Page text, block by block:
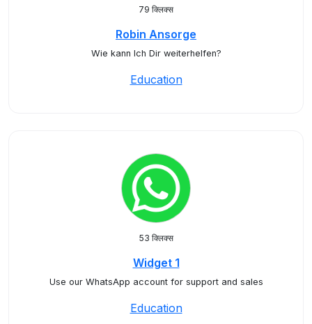
79 क्लिक्स
Robin Ansorge
Wie kann Ich Dir weiterhelfen?
Education
53 क्लिक्स
Widget 1
Use our WhatsApp account for support and sales
Education